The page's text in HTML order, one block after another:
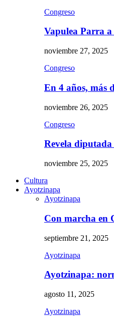
Congreso
Vapulea Parra
noviembre 27, 2025
Congreso
En 4 años, más
noviembre 26, 2025
Congreso
Revela
noviembre 25, 2025
Cultura
Ayotzinapa
Ayotzinapa
Con marcha en
septiembre 21, 2025
Ayotzinapa
Ayotzinapa:
agosto 11, 2025
Ayotzinapa